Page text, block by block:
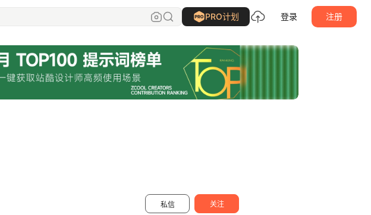
PRO计划 登录 注册
私信 关注
白冰_ 关注